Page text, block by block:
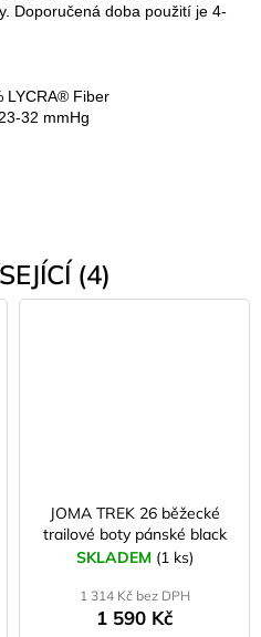
Doporučená doba použití je 4-
LYCRA® Fiber
32 mmHg
(4)
JOMA TREK 26 běžecké
trailové boty pánské black
SKLADEM (1 ks)
1 314 Kč bez DPH
1 590 Kč